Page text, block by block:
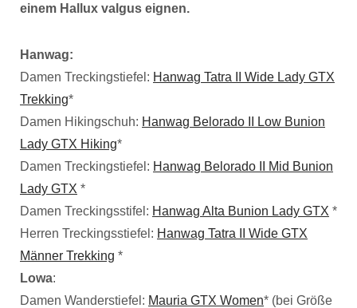
einem Hallux valgus eignen.
Hanwag:
Damen Treckingstiefel: Hanwag Tatra II Wide Lady GTX
Trekking*
Damen Hikingschuh: Hanwag Belorado II Low Bunion
Lady GTX Hiking*
Damen Treckingstiefel: Hanwag Belorado II Mid Bunion
Lady GTX *
Damen Treckingsstifel: Hanwag Alta Bunion Lady GTX *
Herren Treckingsstiefel: Hanwag Tatra II Wide GTX
Männer Trekking *
Lowa:
Damen Wanderstiefel: Mauria GTX Women* (bei Größe